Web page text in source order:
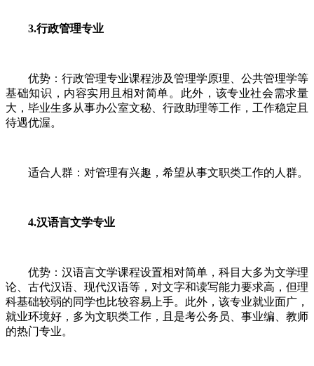
3.行政管理专业
优势：行政管理专业课程涉及管理学原理、公共管理学等
基础知识，内容实用且相对简单。此外，该专业社会需求量
大，毕业生多从事办公室文秘、行政助理等工作，工作稳定且
待遇优渥。
适合人群：对管理有兴趣，希望从事文职类工作的人群。
4.汉语言文学专业
优势：汉语言文学课程设置相对简单，科目大多为文学理
论、古代汉语、现代汉语等，对文字和读写能力要求高，但理
科基础较弱的同学也比较容易上手。此外，该专业就业面广，
就业环境好，多为文职类工作，且是考公务员、事业编、教师
的热门专业。